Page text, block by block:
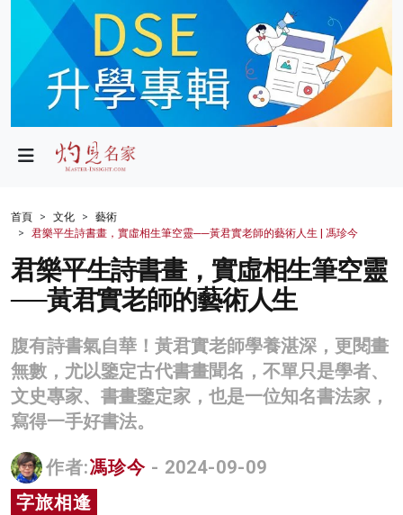
政局
財經
生活
健康
商業
科技
影片
名家榜
灼見活動
關於我們
首頁 文化
藝術
君樂平生詩書畫，實虛相生筆空靈──黃君實老師的藝術人生 | 馮珍今
君樂平生詩書畫，實虛相生筆空靈
──黃君實老師的藝術人生
腹有詩書氣自華！黃君實老師學養湛深，更閱畫
無數，尤以鑒定古代書畫聞名，不單只是學者、
文史專家、書畫鑒定家，也是一位知名書法家，
寫得一手好書法。
作者:馮珍今 - 2024-09-09
字旅相逢